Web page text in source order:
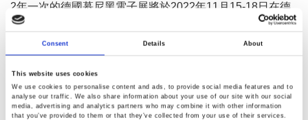
Consent Details About
This website uses cookies
We use cookies to personalise content and ads, to provide social media features and to
analyse our traffic. We also share information about your use of our site with our social
media, advertising and analytics partners who may combine it with other information
that you’ve provided to them or that they’ve collected from your use of their services.
2年一次的德國慕尼黑電子展將於2022年11月15-18日在德
國慕尼黑舉辦。今年展會將聚焦在「推動永續發展」主題。
今年固緯電子將展示四大產品領域：
1. 汽車電子解決方案
2. 新能源時代的電源量測整體解決方案